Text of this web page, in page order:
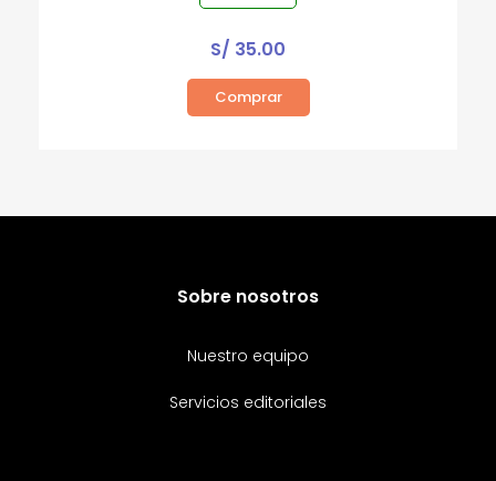
S/ 35.00
Comprar
Sobre nosotros
Nuestro equipo
Servicios editoriales